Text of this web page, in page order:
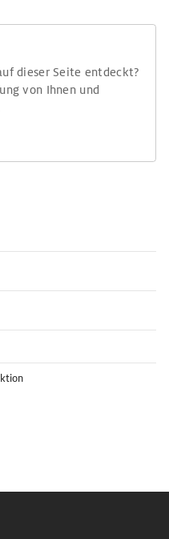
dieser Seite entdeckt?
von Ihnen und